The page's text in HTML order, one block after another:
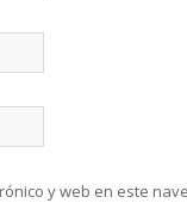
y web en este